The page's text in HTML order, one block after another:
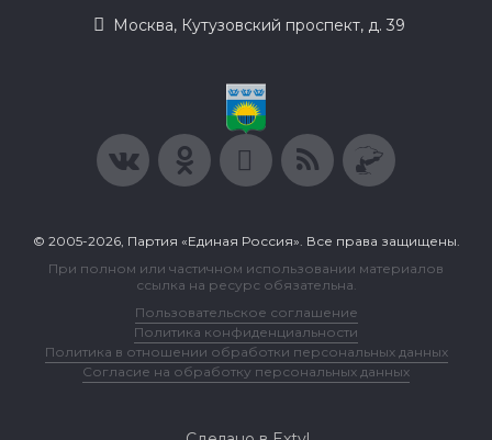
Москва, Кутузовский проспект, д. 39
© 2005-2026, Партия «Единая Россия». Все права защищены.
При полном или частичном использовании материалов
ссылка на ресурс обязательна.
Пользовательское соглашение
Политика конфиденциальности
Политика в отношении обработки персональных данных
Согласие на обработку персональных данных